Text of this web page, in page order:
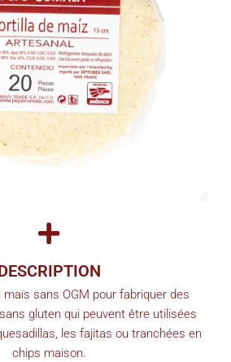
sans OGM pour fabriquer des
gluten qui peuvent être utilisées
les fajitas ou tranchées en
chips maison.